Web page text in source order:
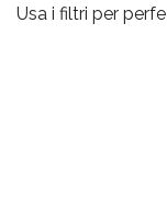
Usa i filtri per